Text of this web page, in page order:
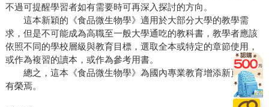
不過可提醒學習者如有需要時可再深入探討的方向。
這本新穎的《食品微生物學》適用於大部分大學的教學需
求，但是不可能成為高職至一般大學通吃的教科書，教學者應該
依照不同的學校層級與教育目標，選取全本或特定的章節使用，
或作為複習的讀本，或作為參考用書。
總之，這本《食品微生物學》為國內專業教育增添新頁，與
有榮焉。